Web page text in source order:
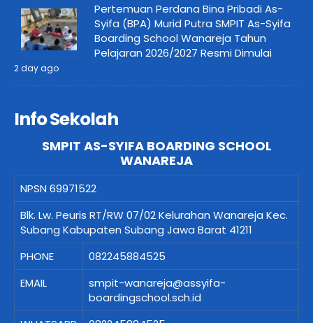
Pertemuan Perdana Bina Pribadi As-
Syifa (BPA) Murid Putra SMPIT As-Syifa
Boarding School Wanareja Tahun
Pelajaran 2026/2027 Resmi Dimulai
2 day ago
Info Sekolah
SMPIT AS-SYIFA BOARDING SCHOOL
WANAREJA
NPSN 69971522
Blk. Lw. Peuris RT/RW 07/02 Kelurahan Wanareja Kec.
Subang Kabupaten Subang Jawa Barat 41211
PHONE
082245884525
EMAIL
smpit-wanareja@assyifa-
boardingschool.sch.id